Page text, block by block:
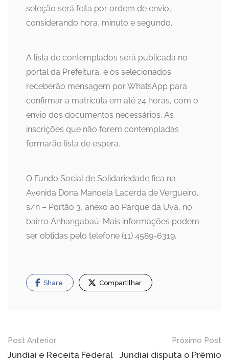
seleção será feita por ordem de envio,
considerando hora, minuto e segundo.
A lista de contemplados será publicada no
portal da Prefeitura, e os selecionados
receberão mensagem por WhatsApp para
confirmar a matrícula em até 24 horas, com o
envio dos documentos necessários. As
inscrições que não forem contempladas
formarão lista de espera.
O Fundo Social de Solidariedade fica na
Avenida Dona Manoela Lacerda de Vergueiro,
s/n – Portão 3, anexo ao Parque da Uva, no
bairro Anhangabaú. Mais informações podem
ser obtidas pelo telefone (11) 4589-6319.
Share Compartilhar
Navegação
de
Post Anterior
Jundiaí e Receita Federal
Próximo Post
Jundiaí disputa o Prêmio